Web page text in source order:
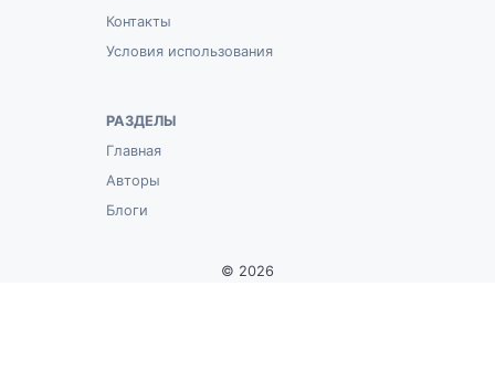
Контакты
Условия использования
РАЗДЕЛЫ
Главная
Авторы
Блоги
© 2026